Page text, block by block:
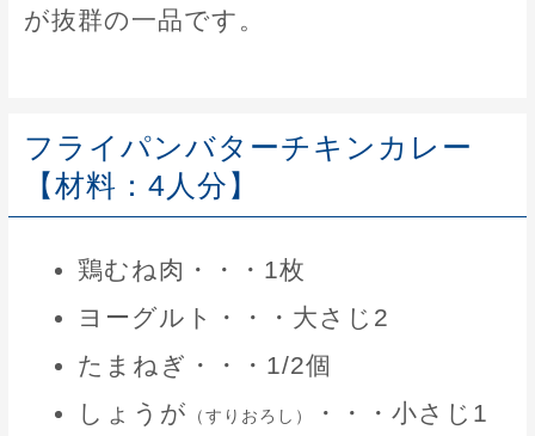
が抜群の一品です。
フライパンバターチキンカレー
【材料：4人分】
鶏むね肉・・・1枚
ヨーグルト・・・大さじ2
たまねぎ・・・1/2個
しょうが
（すりおろし）
・・・小さじ1